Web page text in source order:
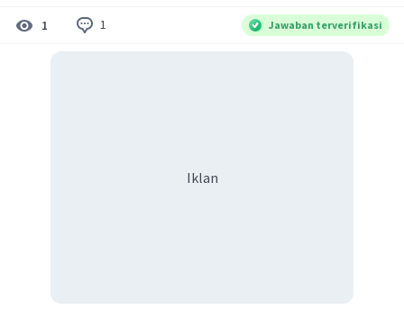
1 1 Jawaban terverifikasi
Iklan